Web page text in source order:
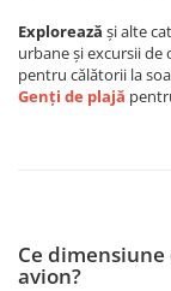
Explorează și alte
urbane și excursii de
pentru călătorii la
Genți de plajă
Ce
avion?